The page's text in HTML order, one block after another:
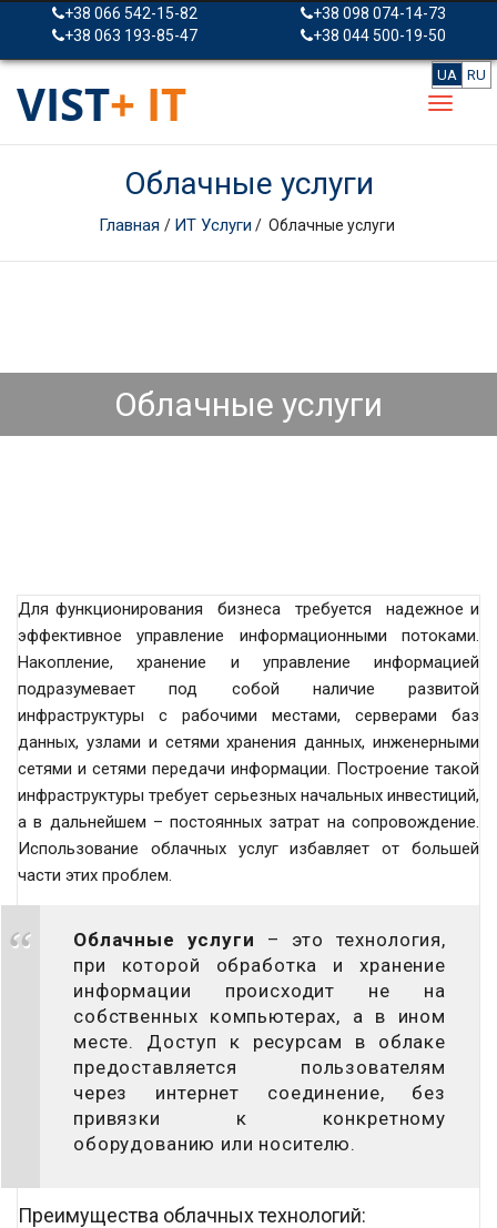
+38 066 542-15-82
+38 098 074-14-73
+38 063 193-85-47
+38 044 500-19-50
UA RU
VIST+ IT
Облачные услуги
Главная / ИТ Услуги / Облачные услуги
Облачные услуги
Для функционирования бизнеса требуется надежное и
эффективное управление информационными потоками.
Накопление, хранение и управление информацией
подразумевает под собой наличие развитой
инфраструктуры с рабочими местами, серверами баз
данных, узлами и сетями хранения данных, инженерными
сетями и сетями передачи информации. Построение такой
инфраструктуры требует серьезных начальных инвестиций,
а в дальнейшем – постоянных затрат на сопровождение.
Использование облачных услуг избавляет от большей
части этих проблем.
Облачные услуги – это технология,
при которой обработка и хранение
информации происходит не на
собственных компьютерах, а в ином
месте. Доступ к ресурсам в облаке
предоставляется пользователям
через интернет соединение, без
привязки к конкретному
оборудованию или носителю.
Преимущества облачных технологий: